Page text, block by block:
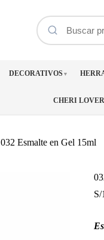
DECORATIVOS ▼
CHERI LOVER
032 Esmalte en Gel 15ml
S/